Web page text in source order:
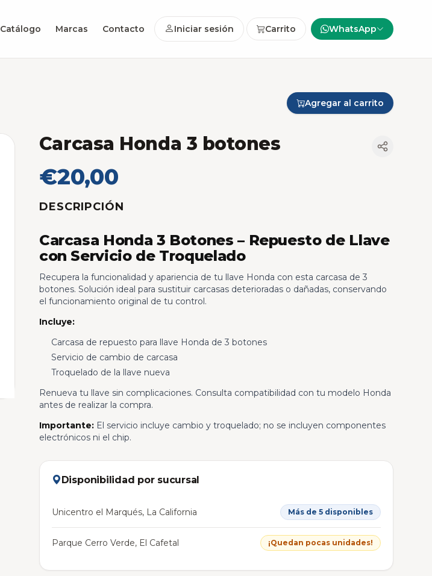
Catálogo Marcas Contacto Iniciar sesión Carrito WhatsApp
Agregar al carrito
Carcasa Honda 3 botones
€20,00
DESCRIPCIÓN
Carcasa Honda 3 Botones – Repuesto de Llave
con Servicio de Troquelado
Recupera la funcionalidad y apariencia de tu llave Honda con esta carcasa de 3
botones. Solución ideal para sustituir carcasas deterioradas o dañadas, conservando
el funcionamiento original de tu control.
Incluye:
Carcasa de repuesto para llave Honda de 3 botones
Servicio de cambio de carcasa
Troquelado de la llave nueva
Renueva tu llave sin complicaciones. Consulta compatibilidad con tu modelo Honda
antes de realizar la compra.
Importante:El servicio incluye cambio y troquelado; no se incluyen componentes
electrónicos ni el chip.
Disponibilidad por sucursal
Unicentro el Marqués, La California Más de 5 disponibles
Parque Cerro Verde, El Cafetal ¡Quedan pocas unidades!